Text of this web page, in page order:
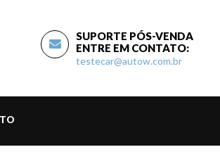
SUPORTE PÓS-VENDA
ENTRE EM CONTATO:
testecar@autow.com.br